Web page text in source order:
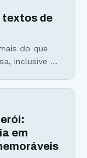
textos de
do que
inclusive é
em